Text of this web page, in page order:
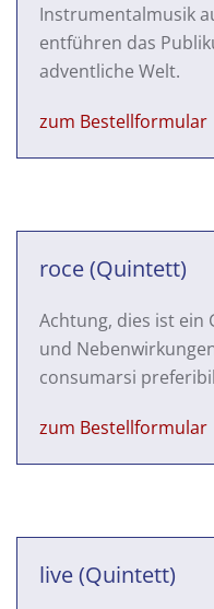
Instrumentalmusik
entführen das
adventliche Welt.
zum Bestellformular
roce (Quintett)
Achtung, dies ist ein
und
consumarsi
zum Bestellformular
live (Quintett)